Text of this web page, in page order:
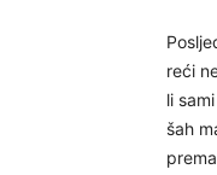
reći
li
šah